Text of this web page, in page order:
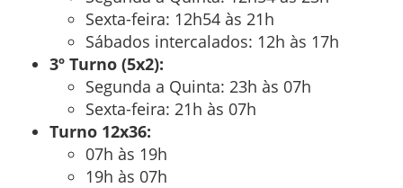
Sexta-feira: 12h54 às 21h
Sábados intercalados: 12h às 17h
3º Turno (5x2):
Segunda a Quinta: 23h às 07h
Sexta-feira: 21h às 07h
Turno 12x36:
07h às 19h
19h às 07h